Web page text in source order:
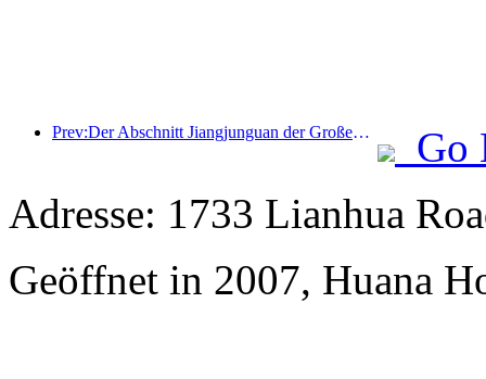
Prev:Der Abschnitt Jiangjunguan der Großen Mauer im Bezirk Pinggu in Peking soll voraussichtlich bereits Ende 2026 für die Öffentlichkeit zugänglich gemacht werden.
Go
Adresse: 1733 Lianhua
Geöffnet in 2007, Huana